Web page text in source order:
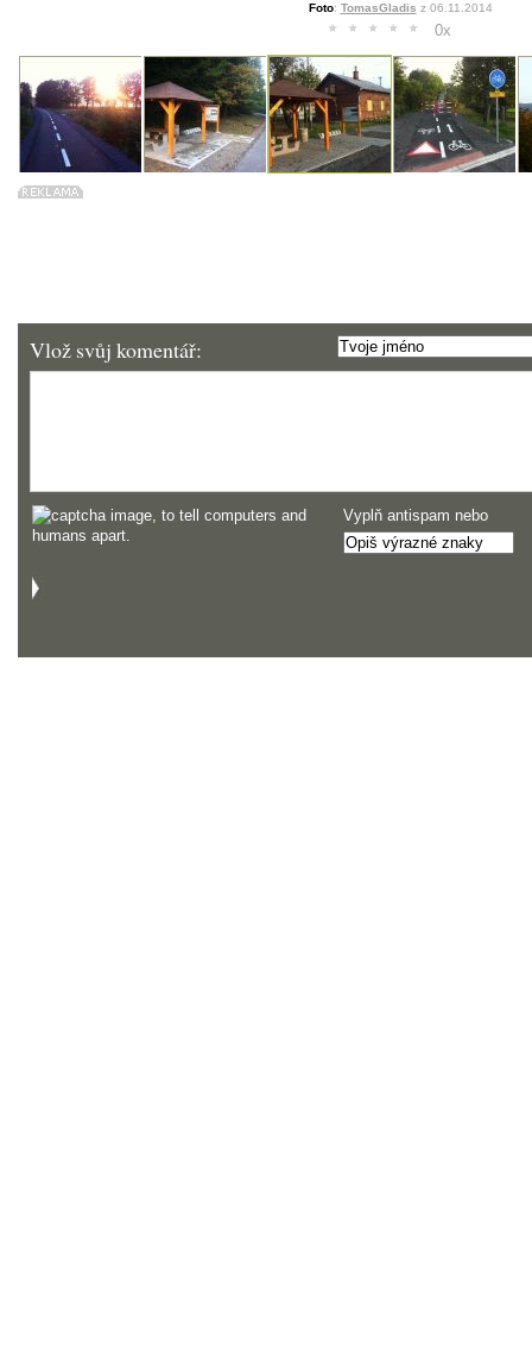
Foto: TomasGladis z 06.11.2014
0x
Vlož svůj komentář:
Vyplň antispam nebo